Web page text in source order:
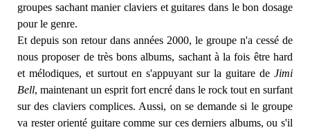
groupes sachant manier claviers et guitares dans le bon dosage
pour le genre.
Et depuis son retour dans années 2000, le groupe n'a cessé de
nous proposer de très bons albums, sachant à la fois être hard
et mélodiques, et surtout en s'appuyant sur la guitare de Jimi
Bell, maintenant un esprit fort encré dans le rock tout en surfant
sur des claviers complices. Aussi, on se demande si le groupe
va rester orienté guitare comme sur ces derniers albums, ou s'il